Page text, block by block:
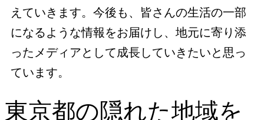
えていきます。今後も、皆さんの生活の一部
になるような情報をお届けし、地元に寄り添
ったメディアとして成長していきたいと思っ
ています。
東京都の隠れた地域を